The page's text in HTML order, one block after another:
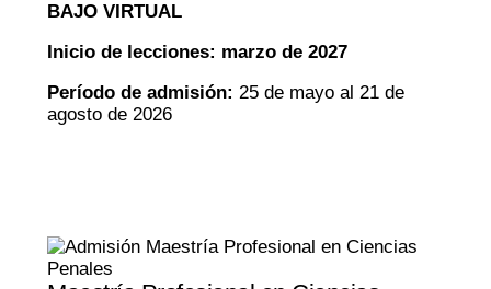
BAJO VIRTUAL
Inicio de lecciones: marzo de 2027
Período de admisión: 25 de mayo al 21 de
agosto de 2026